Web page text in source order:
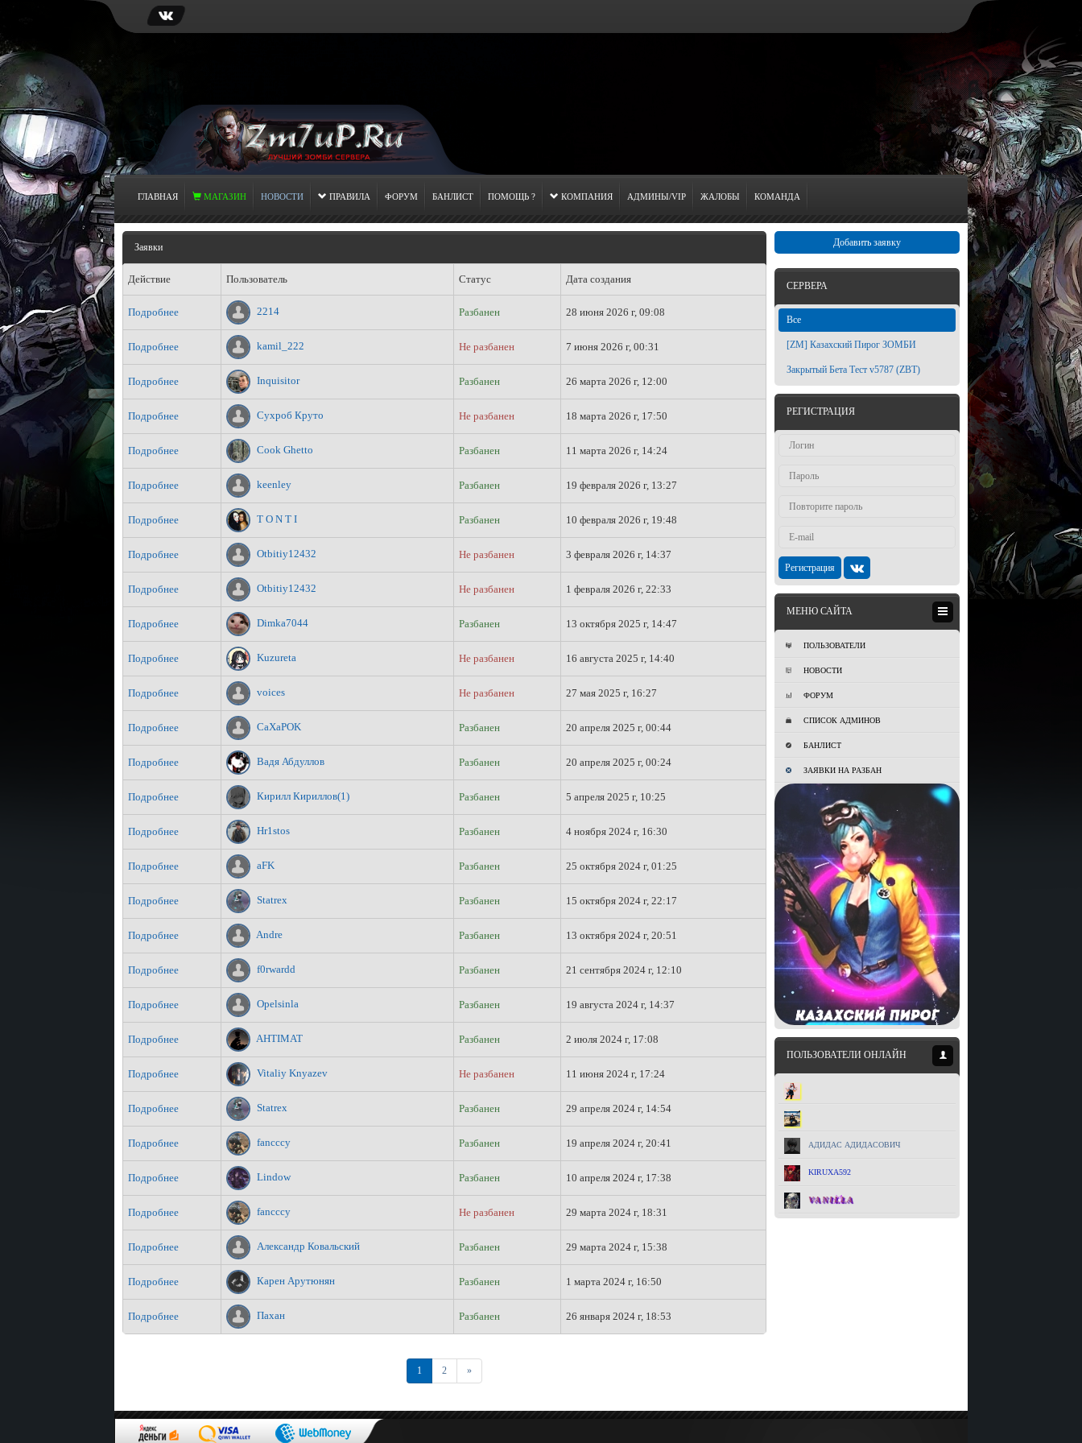
ГЛАВНАЯ МАГАЗИН НОВОСТИ ПРАВИЛА ФОРУМ БАНЛИСТ ПОМОЩЬ ? КОМПАНИЯ АДМИНЫ/VIP ЖАЛОБЫ КОМАНДА
Заявки
Действие Пользователь Статус Дата создания
Подробнее 2214 Разбанен 28 июня 2026 г, 09:08
Подробнее kamil_222 Не разбанен 7 июня 2026 г, 00:31
Подробнее Inquisitor Разбанен 26 марта 2026 г, 12:00
Подробнее Сухроб Круто Не разбанен 18 марта 2026 г, 17:50
Подробнее Cook Ghetto Разбанен 11 марта 2026 г, 14:24
Подробнее keenley Разбанен 19 февраля 2026 г, 13:27
Подробнее T O N T I Разбанен 10 февраля 2026 г, 19:48
Подробнее Otbitiy12432 Не разбанен 3 февраля 2026 г, 14:37
Подробнее Otbitiy12432 Не разбанен 1 февраля 2026 г, 22:33
Подробнее Dimka7044 Разбанен 13 октября 2025 г, 14:47
Подробнее Kuzureta Не разбанен 16 августа 2025 г, 14:40
Подробнее voices Не разбанен 27 мая 2025 г, 16:27
Подробнее CaXaPOK Разбанен 20 апреля 2025 г, 00:44
Подробнее Вадя Абдуллов Разбанен 20 апреля 2025 г, 00:24
Подробнее Кирилл Кириллов(1) Разбанен 5 апреля 2025 г, 10:25
Подробнее Hr1stos Разбанен 4 ноября 2024 г, 16:30
Подробнее aFK Разбанен 25 октября 2024 г, 01:25
Подробнее Statrex Разбанен 15 октября 2024 г, 22:17
Подробнее Andre Разбанен 13 октября 2024 г, 20:51
Подробнее f0rwardd Разбанен 21 сентября 2024 г, 12:10
Подробнее Opelsinla Разбанен 19 августа 2024 г, 14:37
Подробнее AHTIMAT Разбанен 2 июля 2024 г, 17:08
Подробнее Vitaliy Knyazev Не разбанен 11 июня 2024 г, 17:24
Подробнее Statrex Разбанен 29 апреля 2024 г, 14:54
Подробнее fancccy Разбанен 19 апреля 2024 г, 20:41
Подробнее Lindow Разбанен 10 апреля 2024 г, 17:38
Подробнее fancccy Не разбанен 29 марта 2024 г, 18:31
Подробнее Александр Ковальский Разбанен 29 марта 2024 г, 15:38
Подробнее Карен Арутюнян Разбанен 1 марта 2024 г, 16:50
Подробнее Пахан Разбанен 26 января 2024 г, 18:53
1 2 »Последняя
Добавить заявку
СЕРВЕРА
Все
[ZM] Казахский Пирог ЗОМБИ
Закрытый Бета Тест v5787 (ZBT)
РЕГИСТРАЦИЯ
Регистрация
МЕНЮ САЙТА
ПОЛЬЗОВАТЕЛИ
НОВОСТИ
ФОРУМ
СПИСОК АДМИНОВ
БАНЛИСТ
ЗАЯВКИ НА РАЗБАН
ПОЛЬЗОВАТЕЛИ ОНЛАЙН
АДИДАС АДИДАСОВИЧ
KIRUXA592
VANILLA